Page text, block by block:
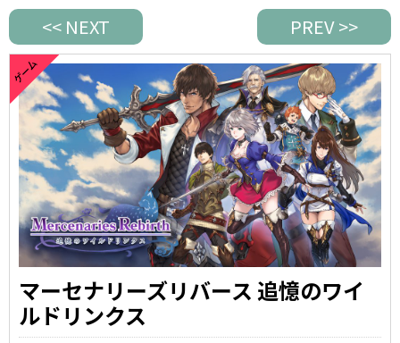
<< NEXT PREV >>
マーセナリーズリバース 追憶のワイ
ルドリンクス